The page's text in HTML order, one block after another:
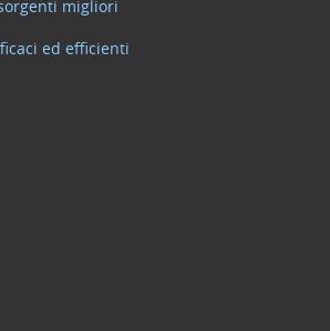
migliori
ed efficienti